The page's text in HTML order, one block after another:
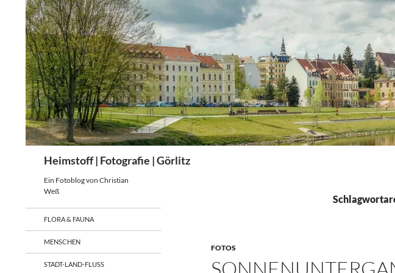
springen
Heimstoff | Fotografie | Görlitz
FOTOS
Ein Fotoblog von Christian
Weß
FLORA & FAUNA
MENSCHEN
STADT-LAND-FLUSS